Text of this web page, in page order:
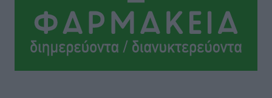
και συνεργασία Ρόδου με το Αττικόν για το
Ακτινοθεραπευτικό
Τοπικές Ειδήσεις• πριν 17 ώρες